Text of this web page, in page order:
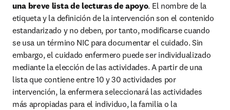
una breve lista de lecturas de apoyo. El nombre de la
etiqueta y la definición de la intervención son el contenido
estandarizado y no deben, por tanto, modificarse cuando
se usa un término NIC para documentar el cuidado. Sin
embargo, el cuidado enfermero puede ser individualizado
mediante la elección de las actividades. A partir de una
lista que contiene entre 10 y 30 actividades por
intervención, la enfermera seleccionará las actividades
más apropiadas para el individuo, la familia o la